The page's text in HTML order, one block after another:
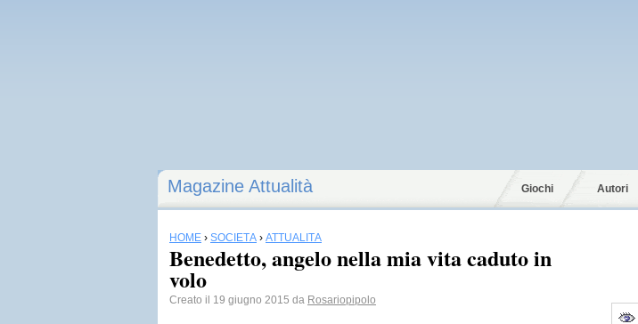
Magazine Attualità Giochi Autori
HOME › SOCIETÀ › ATTUALITÀ
Benedetto, angelo nella mia vita caduto in
volo
Creato il 19 giugno 2015 da Rosariopipolo